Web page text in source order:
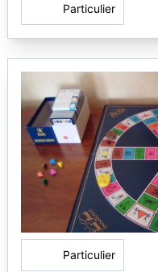
Particulier
Particulier